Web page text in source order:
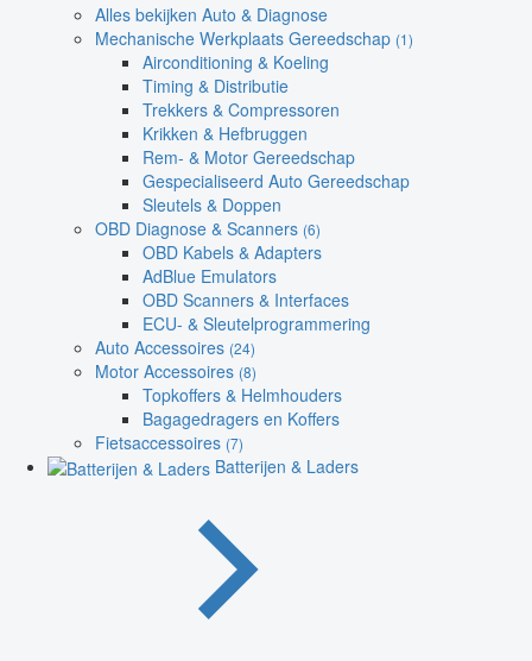
Alles bekijken Auto & Diagnose
Mechanische Werkplaats Gereedschap (1)
Airconditioning & Koeling
Timing & Distributie
Trekkers & Compressoren
Krikken & Hefbruggen
Rem- & Motor Gereedschap
Gespecialiseerd Auto Gereedschap
Sleutels & Doppen
OBD Diagnose & Scanners (6)
OBD Kabels & Adapters
AdBlue Emulators
OBD Scanners & Interfaces
ECU- & Sleutelprogrammering
Auto Accessoires (24)
Motor Accessoires (8)
Topkoffers & Helmhouders
Bagagedragers en Koffers
Fietsaccessoires (7)
Batterijen & Laders